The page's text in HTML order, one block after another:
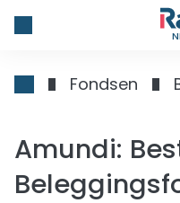
Fondsen
Amundi: